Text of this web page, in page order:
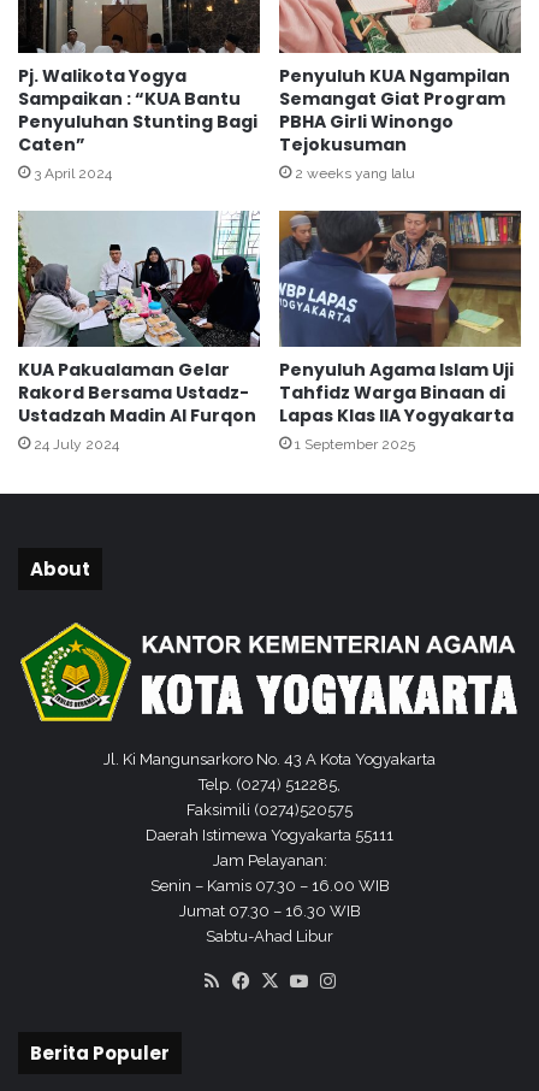
u
u
h
P
a
k
a
l
a
m
a
n
A
u
d
i
n
D
N
e
p
d
a
t
e
a
t
a
M
a
s
j
i
d
d
h
K
Pj. Walikota Yogya
Sampaikan : “KUA Bantu
Penyuluhan Stunting Bagi
Caten”
3 April 2024
Penyuluh KUA Ngampilan
Semangat Giat Program
PBHA Girli Winongo
Tejokusuman
2 weeks yang lalu
KUA Pakualaman Gelar
Rakord Bersama Ustadz-
Ustadzah Madin Al Furqon
24 July 2024
Penyuluh Agama Islam Uji
Tahfidz Warga Binaan di
Lapas Klas IIA Yogyakarta
1 September 2025
About
Jl. Ki Mangunsarkoro No. 43 A Kota Yogyakarta
Telp. (0274) 512285,
Faksimili (0274)520575
Daerah Istimewa Yogyakarta 55111
Jam Pelayanan:
Senin – Kamis 07.30 – 16.00 WIB
Jumat 07.30 – 16.30 WIB
Sabtu-Ahad Libur
RSS Facebook
X YouTube
Berita Populer